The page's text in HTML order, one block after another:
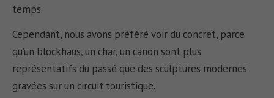
temps.
Cependant, nous avons préféré voir du concret, parce
qu’un blockhaus, un char, un canon sont plus
représentatifs du passé que des sculptures modernes
gravées sur un circuit touristique.